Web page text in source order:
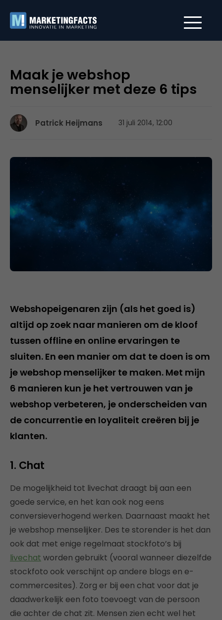
Maak je webshop
menselijker met deze 6 tips
Patrick Heijmans 31 juli 2014, 12:00
Webshopeigenaren zijn (als het goed is)
altijd op zoek naar manieren om de kloof
tussen offline en online ervaringen te
sluiten. En een manier om dat te doen is om
je webshop menselijker te maken. Met mijn
6 manieren kun je het vertrouwen van je
webshop verbeteren, je onderscheiden van
de concurrentie en loyaliteit creëren bij je
klanten.
1. Chat
De mogelijkheid tot livechat draagt bij aan een
goede service, en het kan ook nog eens
conversieverhogend werken. Daarnaast maakt het
je webshop menselijker. Des te storender is het dan
ook dat met enige regelmaat stockfoto’s bij
livechat worden gebruikt (vooral wanneer diezelfde
stockfoto ook verschijnt op andere blogs en e-
commercesites). Zorg er bij een chat voor dat je
daadwerkelijk een foto toevoegt van de persoon
die achter de chat zit. Mensen zien echt wel het